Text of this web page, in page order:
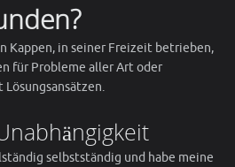
Kappen, in seiner Freizeit betrieben,
für Probleme aller Art oder
selbstständig und habe meine